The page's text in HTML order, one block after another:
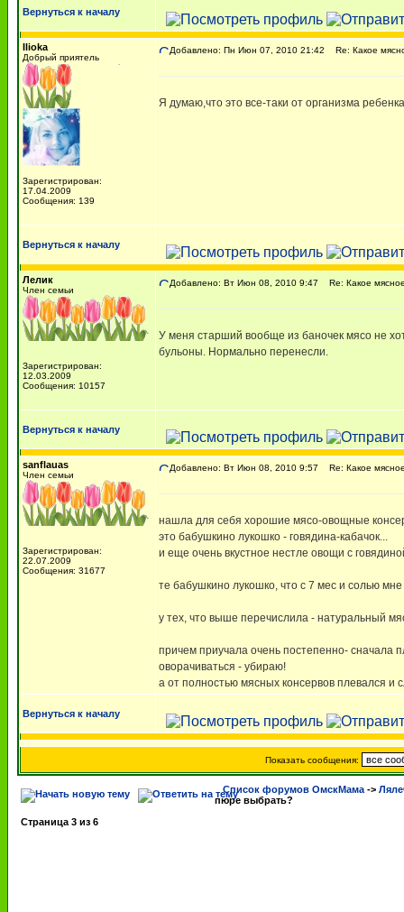
Вернуться к началу
Ilioka
Добрый приятель
Зарегистрирован:
17.04.2009
Сообщения: 139
Добавлено: Пн Июн 07, 2010 21:42 Re: Какое
Я думаю,что это все-таки от организма
Вернуться к началу
Лелик
Член семьи
Зарегистрирован:
12.03.2009
Сообщения: 10157
Добавлено: Вт Июн 08, 2010 9:47 Re: Какое
У меня старший вообще из баночек мясо не
бульоны. Нормально перенесли.
Вернуться к началу
sanflauas
Член семьи
Зарегистрирован:
22.07.2009
Сообщения: 31677
Добавлено: Вт Июн 08, 2010 9:57 Re: Какое
нашла для себя хорошие мясо-овощные
это бабушкино лукошко - говядина-кабачок...
и еще очень вкустное нестле овощи с
те бабушкино лукошко, что с 7 мес и солью
у тех, что выше перечислила - натуральный
причем приучала очень постепенно- сначала
оворачиваться - убираю!
а от полностью мясных консервов плевался и
Вернуться к началу
Показать сообщения:
Список форумов ОмскМама ->
пюре выбрать?
Страница 3 из 6